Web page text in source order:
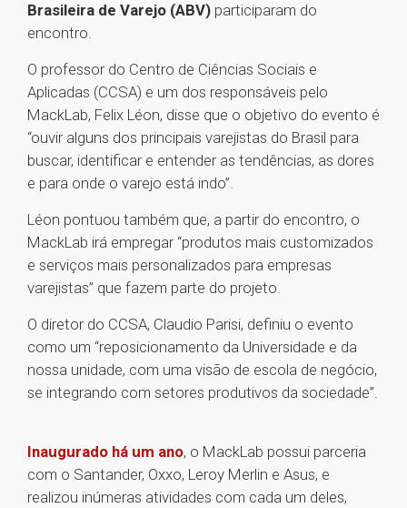
Brasileira de Varejo (ABV) participaram do
encontro.
O professor do Centro de Ciências Sociais e
Aplicadas (CCSA) e um dos responsáveis pelo
MackLab, Felix Léon, disse que o objetivo do evento é
“ouvir alguns dos principais varejistas do Brasil para
buscar, identificar e entender as tendências, as dores
e para onde o varejo está indo”.
Léon pontuou também que, a partir do encontro, o
MackLab irá empregar “produtos mais customizados
e serviços mais personalizados para empresas
varejistas” que fazem parte do projeto.
O diretor do CCSA, Claudio Parisi, definiu o evento
como um “reposicionamento da Universidade e da
nossa unidade, com uma visão de escola de negócio,
se integrando com setores produtivos da sociedade”.
Inaugurado há um ano, o MackLab possui parceria
com o Santander, Oxxo, Leroy Merlin e Asus, e
realizou inúmeras atividades com cada um deles,